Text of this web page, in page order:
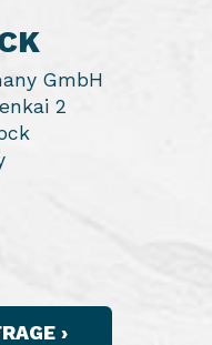
GmbH
2
›